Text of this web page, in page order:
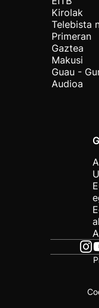
Kirolak
Telebista
Primeran
Gaztea
Makusi
Guau -
Audioa